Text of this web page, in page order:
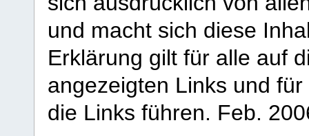
und macht sich diese
Erklärung gilt für alle auf
angezeigten Links und
die Links führen. Feb.